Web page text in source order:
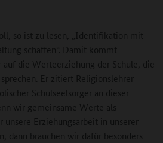
so ist zu lesen, „Identifikation mit
schaffen“. Damit kommt
die Werteerziehung der Schule, die
Er zitiert Religionslehrer
Schulseelsorger an dieser
wir gemeinsame Werte als
Erziehungsarbeit in unserer
dann brauchen wir dafür besonders